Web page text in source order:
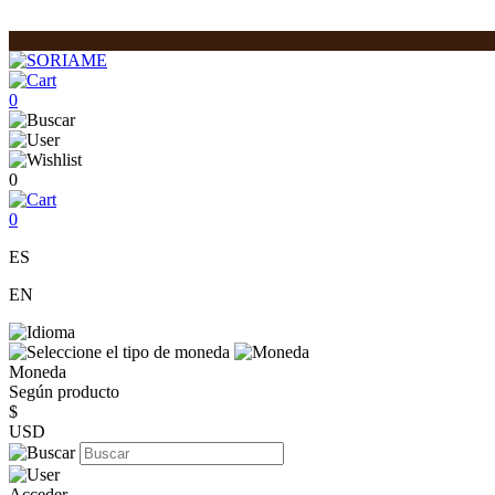
0
0
0
ES
EN
Moneda
Según producto
$
USD